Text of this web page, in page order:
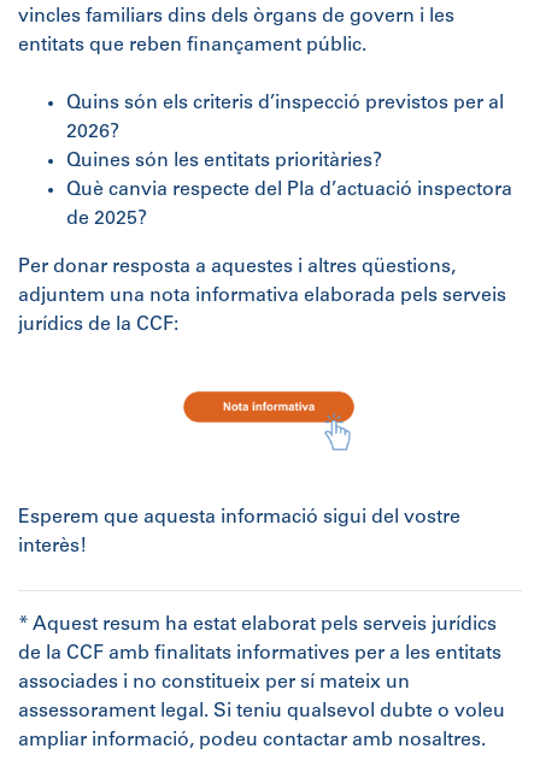
vincles familiars dins dels òrgans de govern i les
entitats que reben finançament públic.
Quins són els criteris d’inspecció previstos per al
2026?
Quines són les entitats prioritàries?
Què canvia respecte del Pla d’actuació inspectora
de 2025?
Per donar resposta a aquestes i altres qüestions,
adjuntem una nota informativa elaborada pels serveis
jurídics de la CCF:
Esperem que aquesta informació sigui del vostre
interès!
* Aquest resum ha estat elaborat pels serveis jurídics
de la CCF amb finalitats informatives per a les entitats
associades i no constitueix per sí mateix un
assessorament legal. Si teniu qualsevol dubte o voleu
ampliar informació, podeu contactar amb nosaltres.